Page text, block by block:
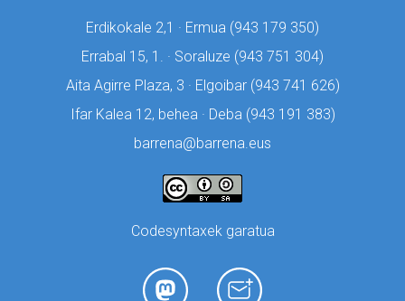
Erdikokale 2,1 · Ermua (943 179 350)
Errabal 15, 1. · Soraluze (943 751 304)
Aita Agirre Plaza, 3 · Elgoibar (943 741 626)
Ifar Kalea 12, behea · Deba (943 191 383)
barrena@barrena.eus
Codesyntaxek garatua